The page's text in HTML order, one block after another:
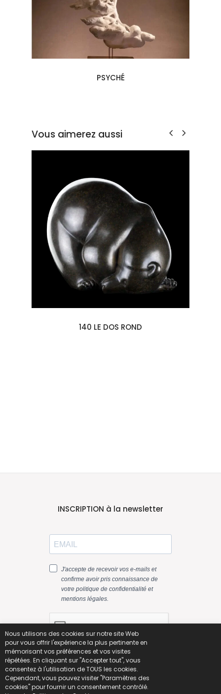
PSYCHÉ
Vous aimerez aussi
140 LE DOS ROND
INSCRIPTION à la newsletter
Nous utilisons des cookies sur notre site Web
pour vous offrir l'expérience la plus pertinente en
mémorisant vos préférences et vos visites
répétées. En cliquant sur "Accepter tout", vous
consentez à l'utilisation de TOUS les cookies.
Cependant, vous pouvez visiter "Paramètres des
cookies" pour fournir un consentement contrôlé.